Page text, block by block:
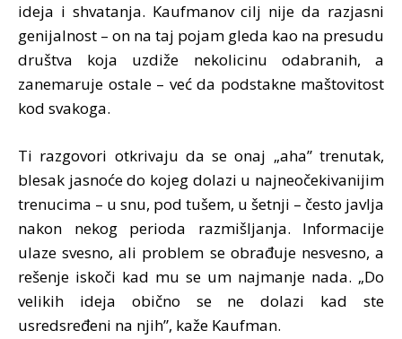
ideja i shvatanja. Kaufmanov cilj nije da razjasni
genijalnost – on na taj pojam gleda kao na presudu
društva koja uzdiže nekolicinu odabranih, a
zanemaruje ostale – već da podstakne maštovitost
kod svakoga.
Ti razgovori otkrivaju da se onaj „aha” trenutak,
blesak jasnoće do kojeg dolazi u najneočekivanijim
trenucima – u snu, pod tušem, u šetnji – često javlja
nakon nekog perioda razmišljanja. Informacije
ulaze svesno, ali problem se obrađuje nesvesno, a
rešenje iskoči kad mu se um najmanje nada. „Do
velikih ideja obično se ne dolazi kad ste
usredsređeni na njih”, kaže Kaufman.